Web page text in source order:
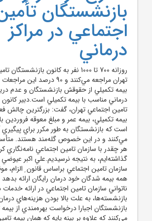
بازنشستگان
اجتماعي در مراکز
درماني
روزانه 700 تا 1000 نفر به کانون
تهران مراجعه مي‌کنند و 90 درصد
بيمه تکميلي از حقوقش بازنشستگان و عدم
درماني مناسب با بيمه تکميلي است.دبير
تامين اجتماعي تهران، گفت: بزرگترين چالش
بيمه تکميلي، بيمه عمر و مبلغ معوقه فروردين
است که بازنشستگان به طور مکرر براي پيگيري
مي‌کنند و در اين خصوص گله‌مند هستند.
هر چقدر با سازمان تامين اجتماعي نامه‌نگاري
گذاشته‌ايم، به نتيجه نرسيديم.علي اکبر
سازمان تامين اجتماعي براساس قانون
همه بيمه شدگان خود درمان رايگان ارائه
ناتواني سازمان تامين اجتماعي در ارائه خدمات
بازنشسته‌ها، به علت بالا بودن هزينه‌هاي
بازنشستگان اجبارا درخواست بهره‌مندي از
مي‌کنند که علاوه بر بينه پايه که همان بيمه